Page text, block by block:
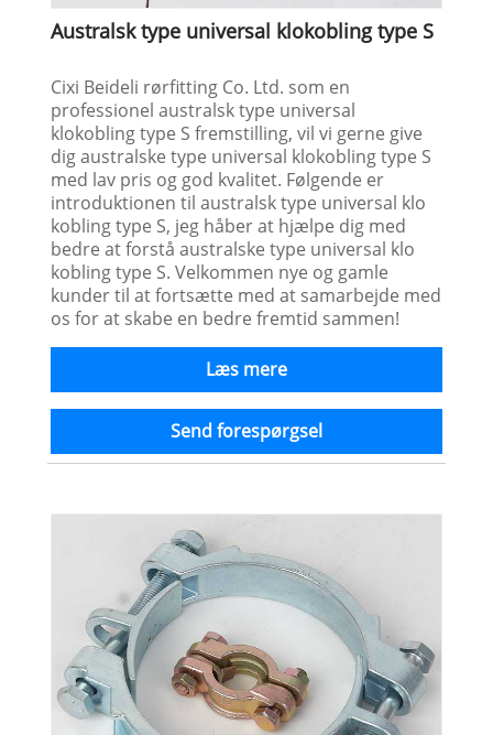
Australsk type universal klokobling type S
Cixi Beideli rørfitting Co. Ltd. som en
professionel australsk type universal
klokobling type S fremstilling, vil vi gerne give
dig australske type universal klokobling type S
med lav pris og god kvalitet. Følgende er
introduktionen til australsk type universal klo
kobling type S, jeg håber at hjælpe dig med
bedre at forstå australske type universal klo
kobling type S. Velkommen nye og gamle
kunder til at fortsætte med at samarbejde med
os for at skabe en bedre fremtid sammen!
Læs mere
Send forespørgsel